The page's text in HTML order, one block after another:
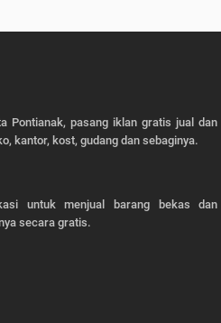
Pontianak, pasang iklan gratis jual dan
kantor, kost, gudang dan sebaginya.
untuk menjual barang bekas dan
secara gratis.